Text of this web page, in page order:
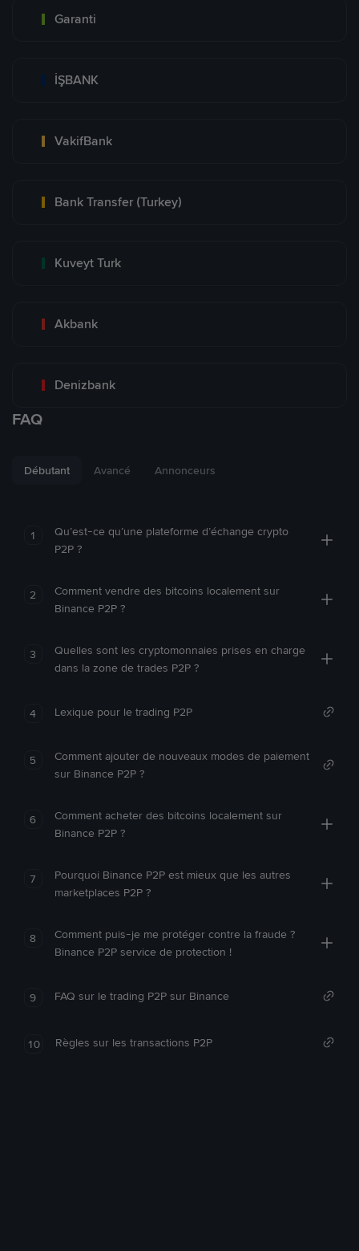
Garanti
İŞBANK
VakifBank
Bank Transfer (Turkey)
Kuveyt Turk
Akbank
Denizbank
FAQ
Débutant Avancé Annonceurs
1
Qu’est-ce qu’une plateforme d’échange crypto
P2P ?
2
Comment vendre des bitcoins localement sur
Binance P2P ?
3
Quelles sont les cryptomonnaies prises en charge
dans la zone de trades P2P ?
4 Lexique pour le trading P2P
5
Comment ajouter de nouveaux modes de paiement
sur Binance P2P ?
6
Comment acheter des bitcoins localement sur
Binance P2P ?
7
Pourquoi Binance P2P est mieux que les autres
marketplaces P2P ?
8
Comment puis-je me protéger contre la fraude ?
Binance P2P service de protection !
9 FAQ sur le trading P2P sur Binance
10 Règles sur les transactions P2P